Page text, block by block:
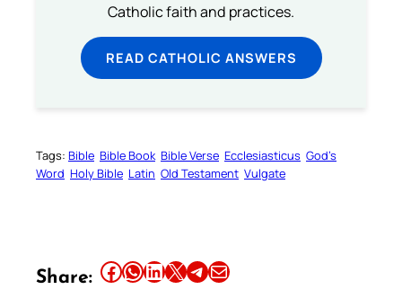
Catholic faith and practices.
READ CATHOLIC ANSWERS
Tags: Bible Bible Book Bible Verse Ecclesiasticus God’s
Word Holy Bible Latin Old Testament Vulgate
Share: Share this article on Facebook Share this article on WhatsApp Share this article on LinkedIn Share this article on X Share this article on TelegramEmail this Article